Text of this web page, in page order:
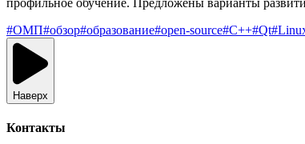
профильное обучение. Предложены варианты
#ОМП#обзор#образование#open-source#C++#Qt#
Наверх
Контакты